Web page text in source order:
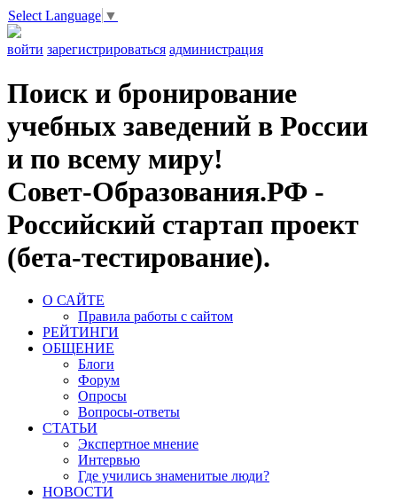
Select Language ▼
войти зарегистрироваться администрация
Поиск и бронирование
учебных заведений в России
и по всему миру!
Совет-Образования.РФ -
Российский стартап проект
(бета-тестирование).
О САЙТЕ
Правила работы с сайтом
РЕЙТИНГИ
ОБЩЕНИЕ
Блоги
Форум
Опросы
Вопросы-ответы
СТАТЬИ
Экспертное мнение
Интервью
Где учились знаменитые люди?
НОВОСТИ